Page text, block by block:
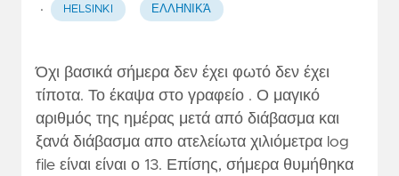
· HELSINKI ΕΛΛΗΝΙΚΆ
Όχι βασικά σήμερα δεν έχει φωτό δεν έχει
τίποτα. Το έκαψα στο γραφείο . Ο μαγικό
αριθμός της ημέρας μετά από διάβασμα και
ξανά διάβασμα απο ατελείωτα χιλιόμετρα log
file είναι είναι ο 13. Επίσης, σήμερα θυμήθηκα